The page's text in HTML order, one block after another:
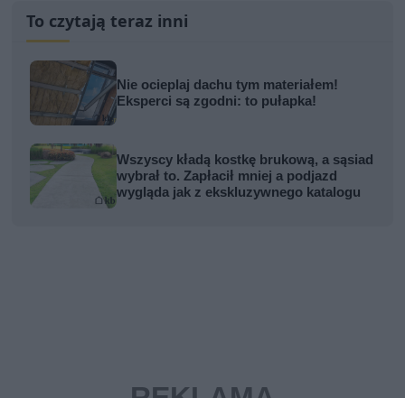
To czytają teraz inni
Nie ocieplaj dachu tym materiałem!
Eksperci są zgodni: to pułapka!
Wszyscy kładą kostkę brukową, a sąsiad
wybrał to. Zapłacił mniej a podjazd
wygląda jak z ekskluzywnego katalogu